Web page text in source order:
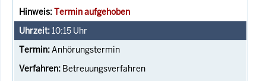
Termin aufgehoben
10:15 Uhr
Anhörungstermin
Betreuungsverfahren